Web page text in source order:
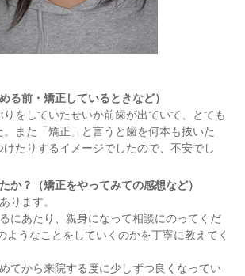
る前・矯正しているときなど）
をしていたせいか前歯が出ていて、とても
また「矯正」と言うと歯を何本も抜いた
けたりするイメージでしたので、不安でし
か？（矯正をやってみての感想など）
ります。
にあたり、親身になって相談にのってくだ
ようなことをしていくのかを丁寧に教えてく
てから来院する度に少しずつ良くなってい